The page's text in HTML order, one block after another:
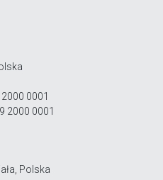
0001
2000 0001
Polska